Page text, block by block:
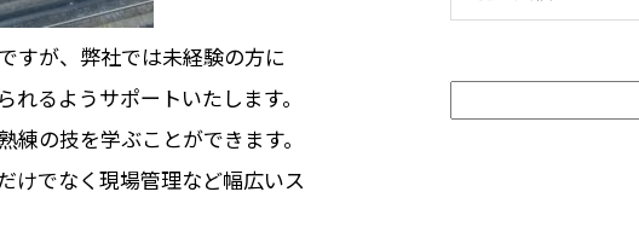
すが、弊社では未経験の方に
るようサポートいたします。
の技を学ぶことができます。
けでなく現場管理など幅広いス